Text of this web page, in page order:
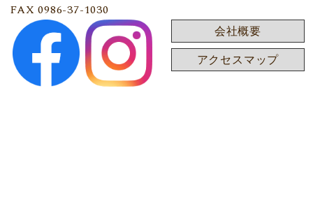
FAX 0986-37-1030
会社概要
アクセスマップ